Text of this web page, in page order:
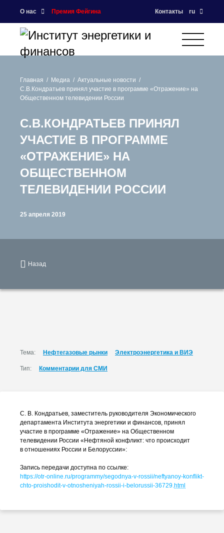
О нас Премия Фейгина Контакты ru
Главная Медиа
Актуальные новости
С.В.Кондратьев принял участие в программе «Отражение» на
Общественном телевидении России
С.В.КОНДРАТЬЕВ ПРИНЯЛ
УЧАСТИЕ В ПРОГРАММЕ
«ОТРАЖЕНИЕ» НА
ОБЩЕСТВЕННОМ
ТЕЛЕВИДЕНИИ РОССИИ
25 апреля 2019
Назад
Тема: Нефтегазовые рынки Электроэнергетика и ВИЭ
Тип: Комментарии для СМИ
С. В. Кондратьев, заместитель руководителя Экономического
департамента Института энергетики и финансов, принял
участие в программе «Отражение» на Общественном
телевидении России «Нефтяной конфликт: что происходит
в отношениях России и Белоруссии»:
Запись передачи доступна по ссылке:
https://otr-online.ru/programmy/segodnya-v-rossii/neftyanoy-konflikt-
chto-proishodit-v-otnosheniyah-rossii-i-belorussii-36729.html